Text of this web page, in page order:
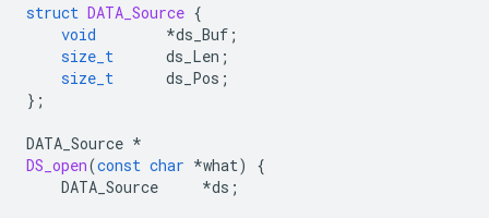
struct DATA_Source {
void
*ds_Buf ;
size_t
ds_Len ;
size_t
ds_Pos ;
};
DATA_Source *
DS_open(const char *what)
{
DATA_Source
*ds ;